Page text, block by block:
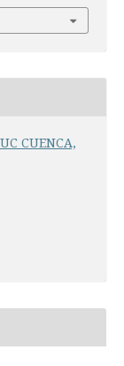
CUENCA,